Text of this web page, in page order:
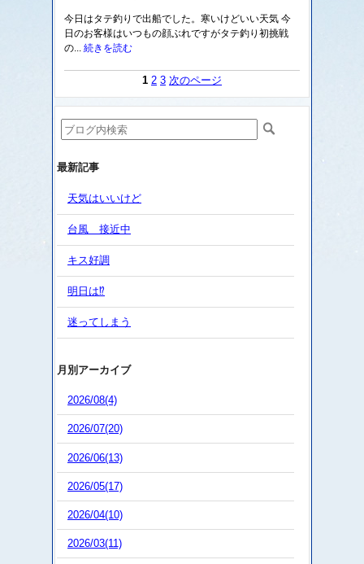
今日はタテ釣りで出船でした。寒いけどいい天気 今
日のお客様はいつもの顔ぶれですがタテ釣り初挑戦
の... 続きを読む
1 2 3 次のページ
最新記事
天気はいいけど
台風 接近中
キス好調
明日は⁉️
迷ってしまう
月別アーカイブ
2026/08(4)
2026/07(20)
2026/06(13)
2026/05(17)
2026/04(10)
2026/03(11)